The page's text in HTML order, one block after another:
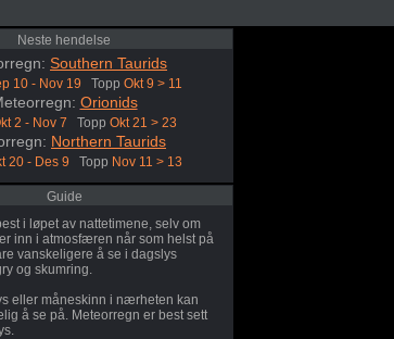
Neste hendelse
Southern Taurids
10 - Nov 19 Topp Okt 9 > 11
Orionids
2 - Nov 7 Topp Okt 21 > 23
Northern Taurids
20 - Des 9 Topp Nov 11 > 13
Guide
i løpet av nattetimene, selv om
inn i atmosfæren når som helst på
vanskeligere å se i dagslys
og skumring.
eller måneskinn i nærheten kan
å se på. Meteorregn er best sett